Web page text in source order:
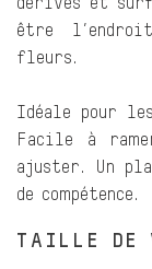
être
fleurs.
Idéale pour
Facile à
ajuster. Un
de compétence.
TAILLE DE